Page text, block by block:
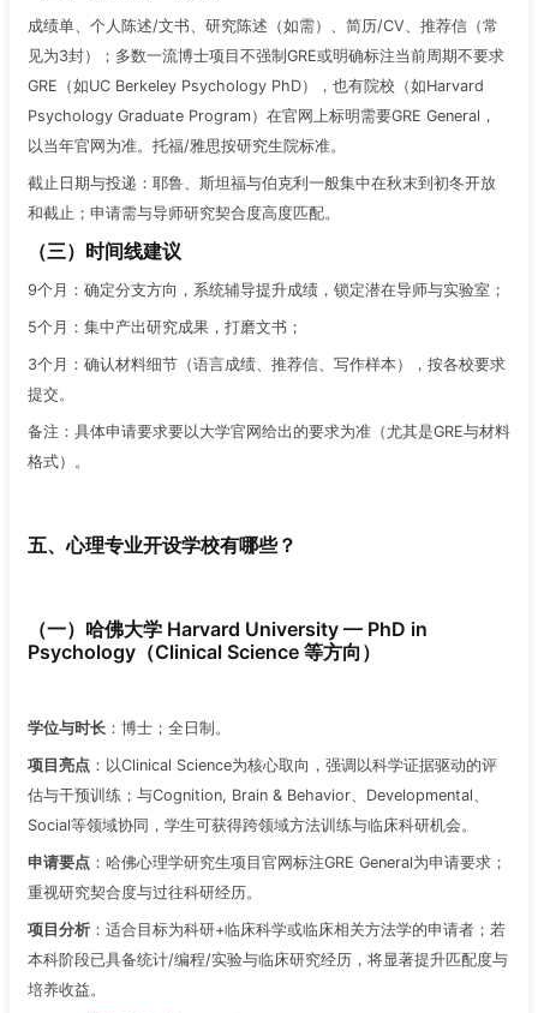
成绩单、个人陈述/文书、研究陈述（如需）、简历/CV、推荐信（常
见为3封）；多数一流博士项目不强制GRE或明确标注当前周期不要求
GRE（如UC Berkeley Psychology PhD），也有院校（如Harvard
Psychology Graduate Program）在官网上标明需要GRE General，
以当年官网为准。托福/雅思按研究生院标准。
截止日期与投递：耶鲁、斯坦福与伯克利一般集中在秋末到初冬开放
和截止；申请需与导师研究契合度高度匹配。
（三）时间线建议
9个月：确定分支方向，系统辅导提升成绩，锁定潜在导师与实验室；
5个月：集中产出研究成果，打磨文书；
3个月：确认材料细节（语言成绩、推荐信、写作样本），按各校要求
提交。
备注：具体申请要求要以大学官网给出的要求为准（尤其是GRE与材料
格式）。
五、心理专业开设学校有哪些？
（一）哈佛大学 Harvard University — PhD in
Psychology（Clinical Science 等方向）
学位与时长 ：博士；全日制。
项目亮点 ：以Clinical Science为核心取向，强调以科学证据驱动的评
估与干预训练；与Cognition, Brain & Behavior、Developmental、
Social等领域协同，学生可获得跨领域方法训练与临床科研机会。
申请要点 ：哈佛心理学研究生项目官网标注GRE General为申请要求；
重视研究契合度与过往科研经历。
项目分析 ：适合目标为科研+临床科学或临床相关方法学的申请者；若
本科阶段已具备统计/编程/实验与临床研究经历，将显著提升匹配度与
培养收益。